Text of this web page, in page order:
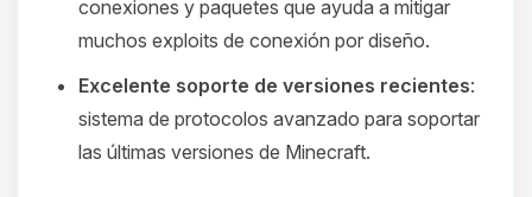
conexiones y paquetes que ayuda a mitigar
muchos exploits de conexión por diseño.
Excelente soporte de versiones recientes:
sistema de protocolos avanzado para soportar
las últimas versiones de Minecraft.